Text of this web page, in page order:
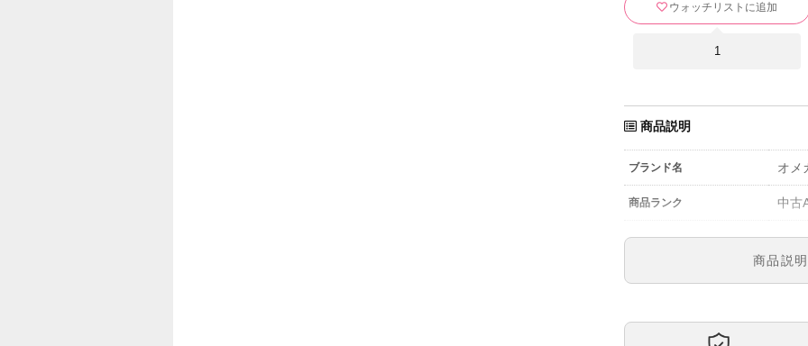
ウォッチリストに追加
1
商品説明
ブランド名 オメ
商品ランク 中古
参考定価
商品説